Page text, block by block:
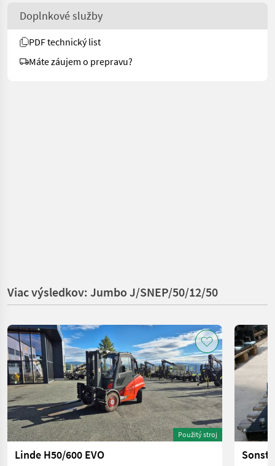
Doplnkové služby
PDF technický list
Máte záujem o prepravu?
Viac výsledkov: Jumbo J/SNEP/50/12/50
Použitý stroj
Linde H50/600 EVO